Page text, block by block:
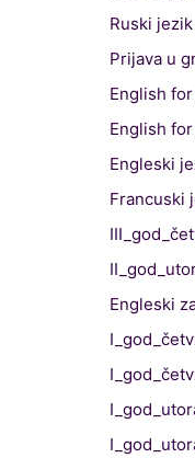
Ruski
Prijava u
English
English
Engleski
Francuski
Engleski